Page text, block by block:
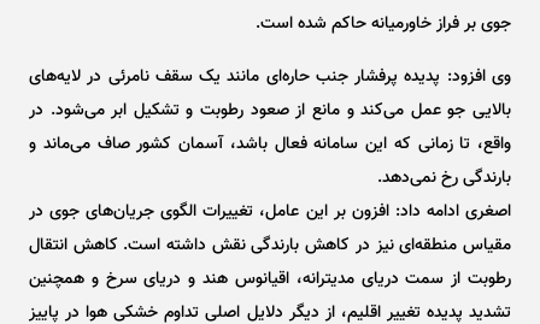
جوی بر فراز خاورمیانه حاکم شده است.
وی افزود: پدیده پرفشار جنب حاره‌ای مانند یک سقف نامرئی در لایه‌های
بالایی جو عمل می‌کند و مانع از صعود رطوبت و تشکیل ابر می‌شود. در
واقع، تا زمانی که این سامانه فعال باشد، آسمان کشور صاف می‌ماند و
بارندگی رخ نمی‌دهد.
اصغری ادامه داد: افزون بر این عامل، تغییرات الگوی جریان‌های جوی در
مقیاس منطقه‌ای نیز در کاهش بارندگی نقش داشته است. کاهش انتقال
رطوبت از سمت دریای مدیترانه، اقیانوس هند و دریای سرخ و همچنین
تشدید پدیده تغییر اقلیم، از دیگر دلایل اصلی تداوم خشکی هوا در پاییز